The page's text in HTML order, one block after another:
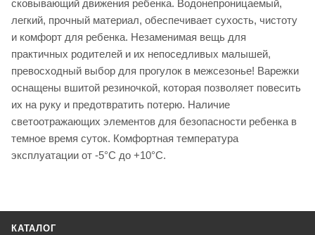
сковывающий движения ребенка. Водонепроницаемый,
легкий, прочный материал, обеспечивает сухость, чистоту
и комфорт для ребенка. Незаменимая вещь для
практичных родителей и их непоседливых малышей,
превосходный выбор для прогулок в межсезонье! Варежки
оснащены вшитой резиночкой, которая позволяет повесить
их на руку и предотвратить потерю. Наличие
светоотражающих элементов для безопасности ребенка в
темное время суток. Комфортная температура
эксплуатации от -5°С до +10°С.
КАТАЛОГ